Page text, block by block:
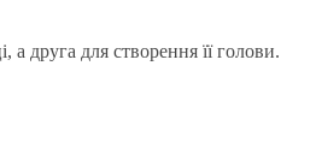
а друга для створення її голови.